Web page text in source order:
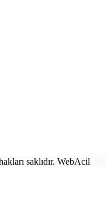
saklıdır. WebAcil